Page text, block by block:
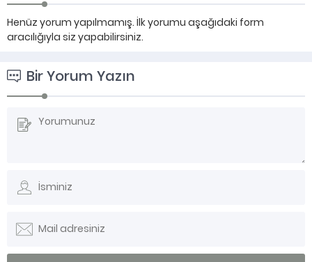
Henüz yorum yapılmamış. İlk yorumu aşağıdaki form
aracılığıyla siz yapabilirsiniz.
Bir Yorum Yazın